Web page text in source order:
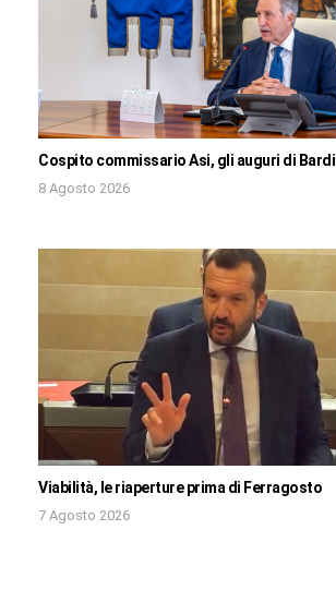
Cospito commissario Asi, gli auguri di Bardi
8 Agosto 2026
Viabilità, le riaperture prima di Ferragosto
7 Agosto 2026